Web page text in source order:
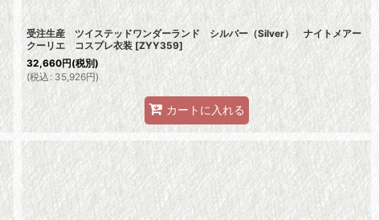
受注生産 ツイステッドワンダーランド シルバー（Silver） ナイトメアー
クーリエ コスプレ衣装 [ZYY359]
32,660円(税別)
(税込: 35,926円)
カートに入れる